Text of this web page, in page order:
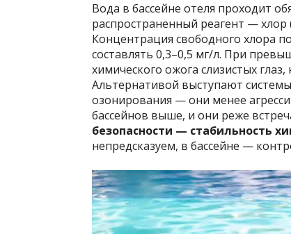
Вода в бассейне отеля проходит
распространенный реагент —
Концентрация свободного хлора
составлять 0,3–0,5 мг/л. При
химического ожога слизистых
Альтернативой выступают
озонирования — они менее
бассейнов выше, и они реже
безопасности — стабильность
непредсказуем, в бассейне —